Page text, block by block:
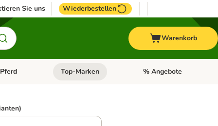
Sie uns Wiederbestellen
Warenkorb
Menü öffnen: Vogel
Pferd Kategorie-Menü öffnen: Pferd
Top-Marken Kategorie-Menü öffnen:
% Angebote